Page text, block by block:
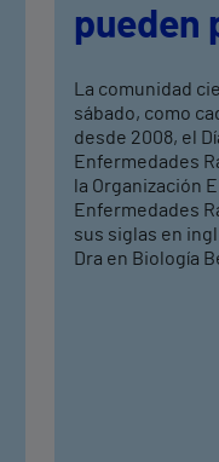
pueden
La comunidad
sábado, como
desde 2008, el
Enfermedades
la Organización
Enfermedades
sus siglas en
Dra en Biología